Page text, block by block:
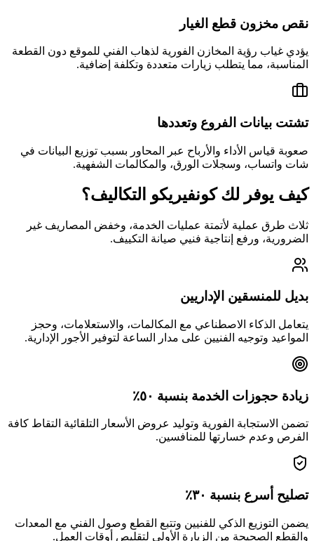
نقص مخزون قطع الغيار
يؤدي غياب رؤية المخازن الفورية لذهاب الفني للموقع دون القطعة
المناسبة، مما يتطلب زيارات متعددة وتكلفة إضافية.
تشتت بيانات الفروع وتعددها
صعوبة قياس الأداء والأرباح عبر المحاور بسبب توزيع البيانات في
شات واتساب، وسجلات الورق، والمكالمات الشفهية.
كيف يوفر لك كونفيريكو التكاليف؟
ثلاث طرق عملية لأتمتة عمليات الخدمة، وخفض المصاريف غير
الضرورية، ورفع إنتاجية فنيي صيانة التكييف.
بديل للمنسقين الإداريين
يتعامل الذكاء الاصطناعي مع المكالمات، والاستعلامات، وحجز
المواعيد وتوجيه الفنيين على مدار الساعة لتوفير الأجور الإدارية.
زيادة حجوزات الخدمة بنسبة ٥٠٪
تضمن الاستجابة الفورية وتوليد عروض الأسعار التلقائية التقاط كافة
الفرص وعدم خسارتها للمنافسين.
تصليح أسرع بنسبة ٣٠٪
يضمن التوزيع الذكي للفنيين وتتبع القطع وصول الفني مع المعدات
والقطع الصحيحة من الزيارة الأولى لتقليص أوقات العمل.